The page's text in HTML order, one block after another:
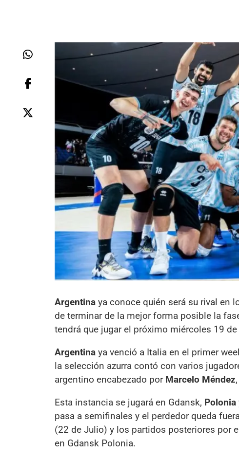
Argentina ya conoce quién será su rival en
de terminar de la mejor forma posible la
tendrá que jugar el próximo miércoles 19
Argentina ya venció a Italia en el primer
la selección azurra contó con varios
argentino encabezado por Marcelo Méndez
Esta instancia se jugará en Gdansk, Polonia
pasa a semifinales y el perdedor queda
(22 de Julio) y los partidos posteriores por
en Gdansk Polonia.